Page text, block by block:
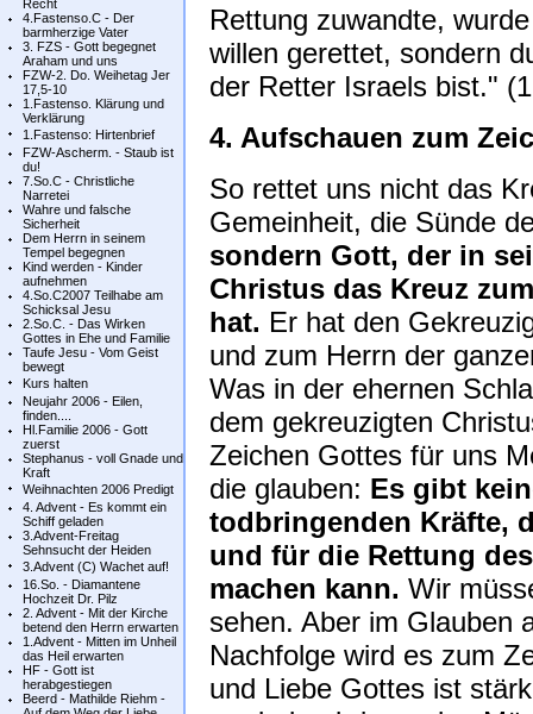
Recht
4.Fastenso.C - Der
barmherzige Vater
3. FZS - Gott begegnet
Araham und uns
FZW-2. Do. Weihetag Jer
17,5-10
1.Fastenso. Klärung und
Verklärung
1.Fastenso: Hirtenbrief
FZW-Ascherm. - Staub ist
du!
7.So.C - Christliche
Narretei
Wahre und falsche
Sicherheit
Dem Herrn in seinem
Tempel begegnen
Kind werden - Kinder
aufnehmen
4.So.C2007 Teilhabe am
Schicksal Jesu
2.So.C. - Das Wirken
Gottes in Ehe und Familie
Taufe Jesu - Vom Geist
bewegt
Kurs halten
Neujahr 2006 - Eilen,
finden....
Hl.Familie 2006 - Gott
zuerst
Stephanus - voll Gnade und
Kraft
Weihnachten 2006 Predigt
4. Advent - Es kommt ein
Schiff geladen
3.Advent-Freitag
Sehnsucht der Heiden
3.Advent (C) Wachet auf!
16.So. - Diamantene
Hochzeit Dr. Pilz
2. Advent - Mit der Kirche
betend den Herrn erwarten
1.Advent - Mitten im Unheil
das Heil erwarten
HF - Gott ist
herabgestiegen
Beerd - Mathilde Riehm -
Rettung zuwandte,
willen gerettet, sondern
der Retter Israels bist."
4. Aufschauen zum
So rettet uns nicht das
Gemeinheit, die Sünde
sondern Gott, der in
Christus das Kreuz
hat. Er hat den
und zum Herrn der
Was in der ehernen
dem gekreuzigten
Zeichen Gottes für uns
die glauben: Es gibt
todbringenden Kräfte,
und für die Rettung
machen kann. Wir
sehen. Aber im Glauben
Nachfolge wird es zum
und Liebe Gottes ist